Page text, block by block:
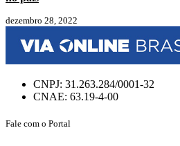
dezembro 28, 2022
CNPJ: 31.263.284/0001-32
CNAE: 63.19-4-00
Fale com o Portal